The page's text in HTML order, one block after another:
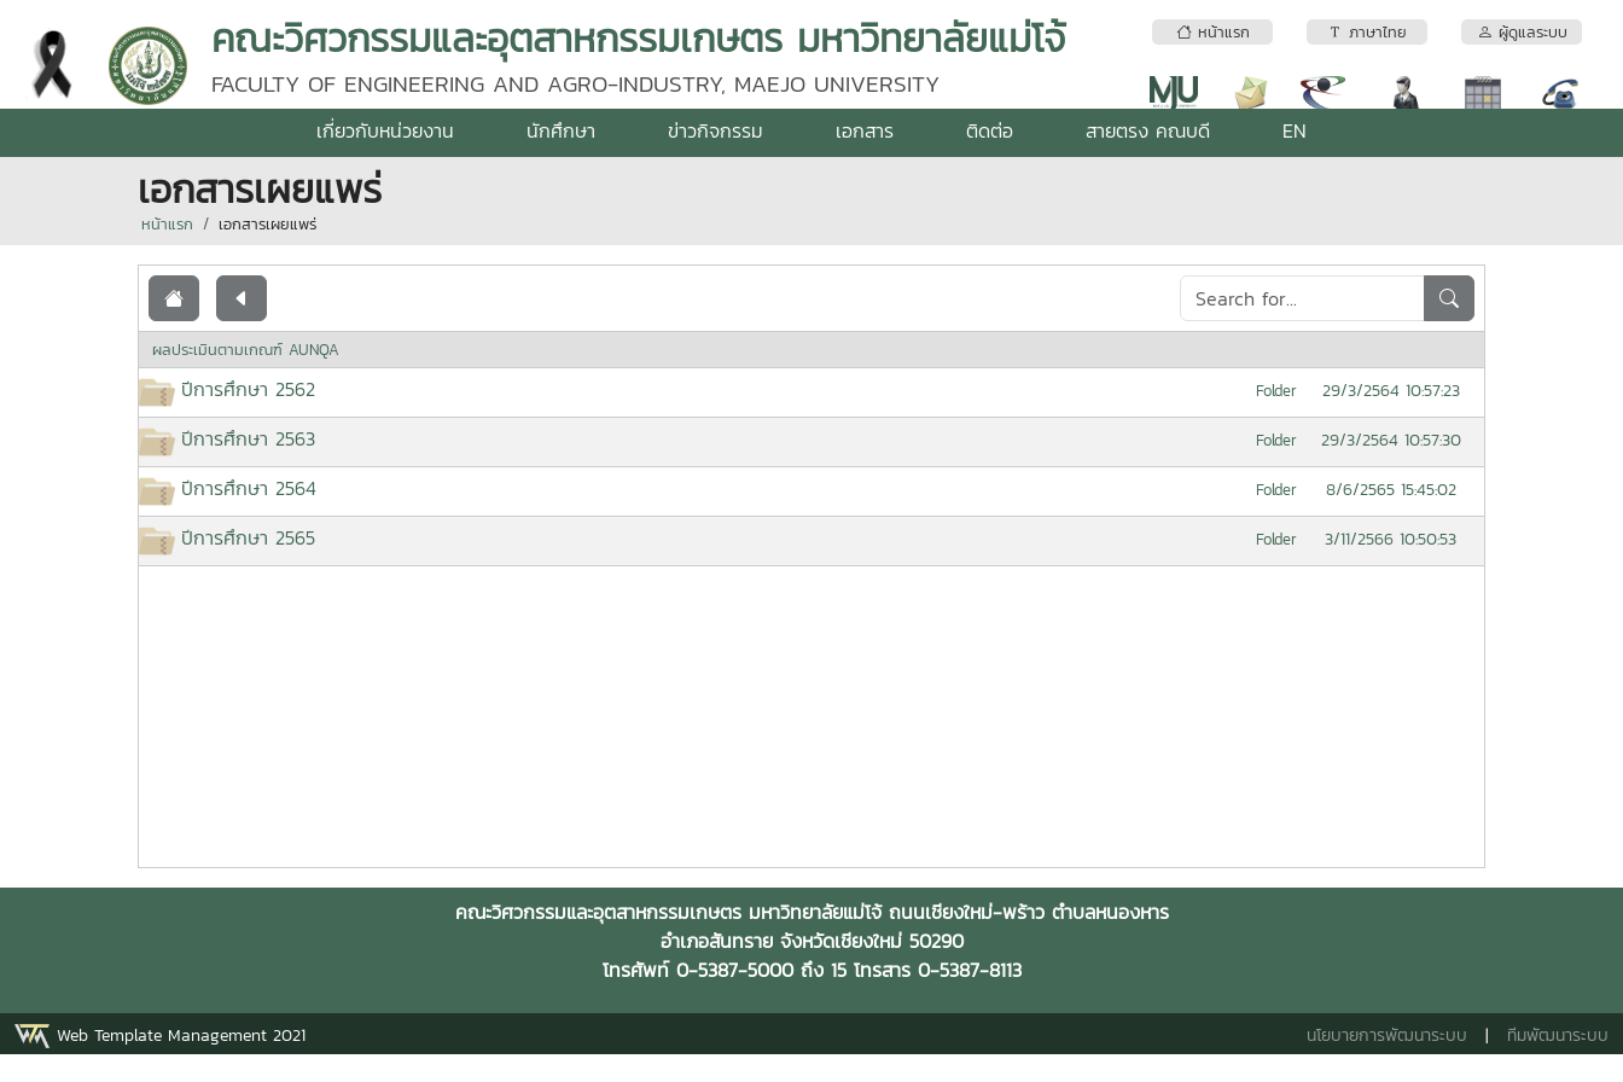
หน้าแรก ภาษาไทย ผู้ดูแลระบบ
คณะวิศวกรรมและอุตสาหกรรมเกษตร มหาวิทยาลัยแม่โจ้
FACULTY OF ENGINEERING AND AGRO-INDUSTRY, MAEJO UNIVERSITY
เกี่ยวกับหน่วยงาน นักศึกษา ข่าวกิจกรรม เอกสาร ติดต่อ สายตรง คณบดี EN
เอกสารเผยแพร่
หน้าแรก เอกสารเผยแพร่
ผลประเมินตามเกณฑ์ AUNQA
ปีการศึกษา 2562 Folder 29/3/2564 10:57:23
ปีการศึกษา 2563 Folder 29/3/2564 10:57:30
ปีการศึกษา 2564 Folder 8/6/2565 15:45:02
ปีการศึกษา 2565 Folder 3/11/2566 10:50:53
คณะวิศวกรรมและอุตสาหกรรมเกษตร มหาวิทยาลัยแม่โจ้ ถนนเชียงใหม่-พร้าว ตำบลหนองหาร
อำเภอสันทราย จังหวัดเชียงใหม่ 50290
โทรศัพท์ 0-5387-5000 ถึง 15 โทรสาร 0-5387-8113
Web Template Management 2021 นโยบายการพัฒนาระบบ | ทีมพัฒนาระบบ